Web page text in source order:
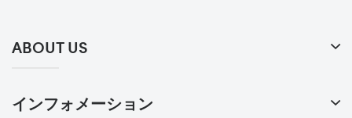
ABOUT US
インフォメーション